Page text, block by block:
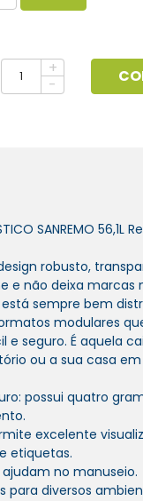
+
-
SANREMO 56,1L
robusto,
e não deixa marcas
sempre bem
modulares
seguro. É aquela
ou a sua casa
possui quatro
excelente
etiquetas.
ajudam no manuseio.
para diversos